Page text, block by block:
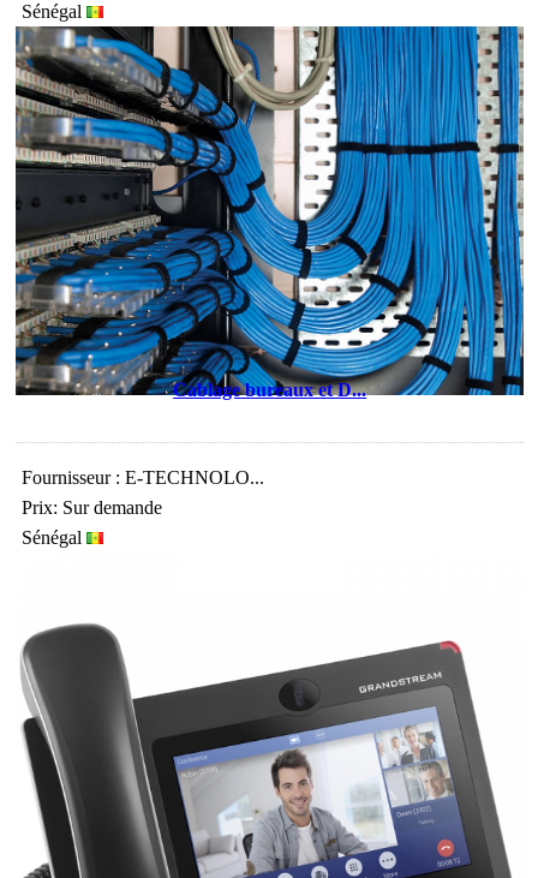
Sénégal
Cablage bureaux et D...
Fournisseur : E-TECHNOLO...
Prix: Sur demande
Sénégal